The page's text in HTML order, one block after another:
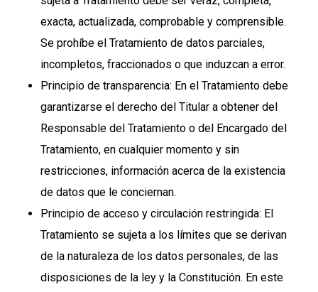
exacta, actualizada, comprobable y comprensible.
Se prohíbe el Tratamiento de datos parciales,
incompletos, fraccionados o que induzcan a error.
Principio de transparencia: En el Tratamiento debe
garantizarse el derecho del Titular a obtener del
Responsable del Tratamiento o del Encargado del
Tratamiento, en cualquier momento y sin
restricciones, información acerca de la existencia
de datos que le conciernan.
Principio de acceso y circulación restringida: El
Tratamiento se sujeta a los límites que se derivan
de la naturaleza de los datos personales, de las
disposiciones de la ley y la Constitución. En este